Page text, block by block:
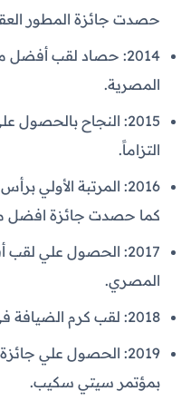
حصدت جائزة المطور
2014: حصاد لقب
المصرية.
2015: النجاح بالحصول
التزاماً.
2016: المرتبة الأولي
كما حصدت جائزة افضل
2017: الحصول علي
المصري.
2018: لقب كرم الضيافة في قمة جراند هوليتيير.
2019: الحصول علي
بمؤتمر سيتي سكيب.